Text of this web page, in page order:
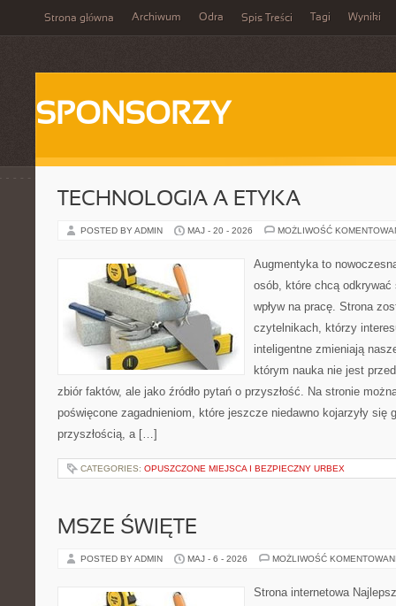
Strona główna Archiwum Odra Spis Treści Tagi Wyniki
SPONSORZY
TECHNOLOGIA A ETYKA
POSTED BY ADMIN MAJ - 20 - 2026 MOŻLIWOŚĆ
Augmentyka to
osób, które chcą
wpływ na pracę. Strona
czytelnikach, którzy
inteligentne zmieniają
którym nauka nie jest
zbiór faktów, ale jako źródło pytań o przyszłość. Na stronie
poświęcone zagadnieniom, które jeszcze niedawno kojarzyły się
przyszłością, a […]
CATEGORIES: OPUSZCZONE MIEJSCA I BEZPIECZNY URBEX
MSZE ŚWIĘTE
POSTED BY ADMIN MAJ - 6 - 2026 MOŻLIWOŚĆ
Strona internetowa